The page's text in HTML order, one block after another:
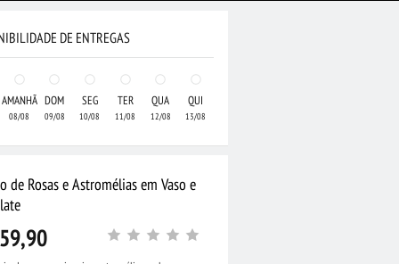
Buquê Grande de
DE ENTREGAS
AMANHÃ
08/08
DOM
09/08
SEG
10/08
TER
11/08
QUA
12/08
QUI
13/08
de Rosas e Astromélias em Vaso e